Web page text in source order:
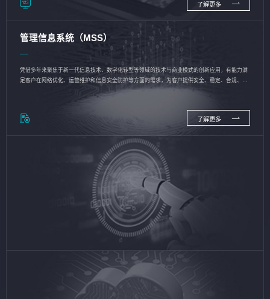
了解更多
管理信息系统（MSS）
凭借多年来聚焦于新一代信息技术、数字化转型等领域的技术与商业模式的创新应用，有能力满
足客户在网络优化、运营维护和信息安全防护等方面的需求，为客户提供安全、稳定、合规、持
了解更多